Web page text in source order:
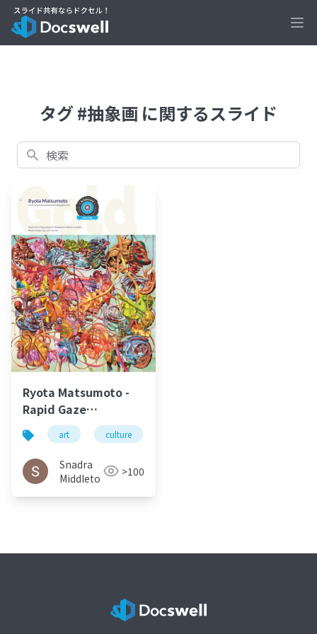
タグ #抽象画 に関するスライド
検索
Ryota Matsumoto -
Rapid Gaze
Polynomials
Embedded in Infinite
Variables | ArtAscent
Art & Literature
Journal
art culture
Snadra
Middleto
>100